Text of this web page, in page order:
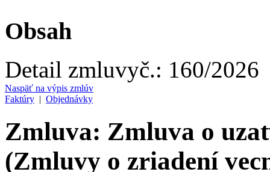
Obsah
Detail zmluvyč.: 160/2026
Naspäť na výpis zmlúv
Faktúry | Objednávky
Zmluva: Zmluva o
(Zmluvy o zriadení